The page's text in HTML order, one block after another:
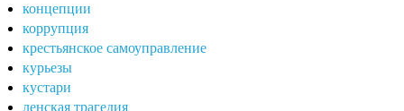
концепции
коррупция
крестьянское самоуправление
курьезы
кустари
ленская трагедия